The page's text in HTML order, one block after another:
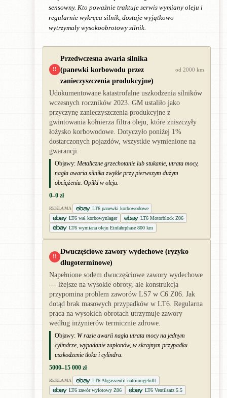
sensowny. Kto poważnie traktuje serwis wymiany oleju i
regularnie wykręca silnik, dostaje wyjątkowo
wytrzymały wysokoobrotowy silnik.
!!
Przedwczesna awaria silnika
(panewki korbowodu przez
zanieczyszczenia produkcyjne)
od 2000 km
Udokumentowane katastrofalne uszkodzenia silników
wczesnych roczników 2023. GM ustaliło jako
przyczynę zanieczyszczenia produkcyjne z
gwintowania kołnierza filtra oleju, które zniszczyły
łożysko korbowodowe. Dotyczyło poniżej 1%
dostarczonych pojazdów, wszystkie wymienione na
gwarancji.
Objawy: Metaliczne grzechotanie lub stukanie, utrata mocy,
nagła awaria silnika zwykle przy pierwszym dużym
obciążeniu. Opiłki w oleju.
0–0 zł
REKLAMA
LT6 panewki korbowodowe
LT6 wał korbowynlager
LT6 Motorblock Z06
LT6 wymiana oleju Einfahrphase 800 km
!!
Dwuczęściowe zawory wydechowe (ryzyko
długoterminowe)
Napełnione sodem dwuczęściowe zawory wydechowe
— lżejsze na wysokie obroty, ale konstrukcja
przypomina problem zaworów LS7 w C6 Z06. Jak
dotąd brak masowych przypadków w LT6. Regularna
praca na wysokich obrotach utrzymuje zawory
według inżynierów termicznie zdrowe.
Objawy: W razie awarii nagła utrata mocy na jednym
cylindrze, wypadanie zapłonów, w skrajnym przypadku
uszkodzenie tłoka i cylindra.
5000–15 000 zł
REKLAMA
LT6 Abgasventil natriumgefüllt
LT6 zawór wylotowy Z06
LT6 Ventilsatz 5.5